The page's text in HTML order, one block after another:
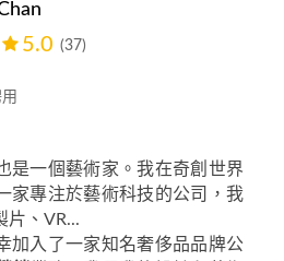
5.0 (37)
是一個藝術家。我在奇創世界
家專注於藝術科技的公司，我
片、VR...
加入了一家知名奢侈品品牌公